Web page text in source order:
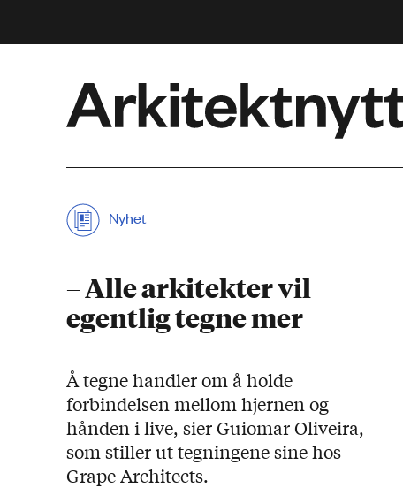
Nyhet
– Alle arkitekter vil
egentlig tegne mer
Å tegne handler om å holde
forbindelsen mellom hjernen og
hånden i live, sier Guiomar Oliveira,
som stiller ut tegningene sine hos
Grape Architects.